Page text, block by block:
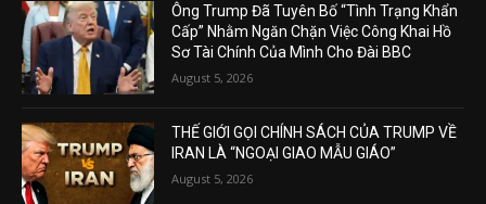
Ông Trump Đã Tuyên Bố “Tình Trạng Khẩn
Cấp” Nhằm Ngăn Chặn Việc Công Khai Hồ
Sơ Tài Chính Của Mình Cho Đài BBC
August 5, 2026
THẾ GIỚI GỌI CHÍNH SÁCH CỦA TRUMP VỀ
IRAN LÀ “NGOẠI GIAO MẪU GIÁO”
August 5, 2026